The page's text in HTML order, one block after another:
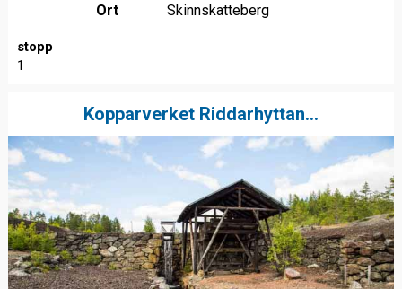
Ort Skinnskatteberg
stopp
1
Kopparverket Riddarhyttan...